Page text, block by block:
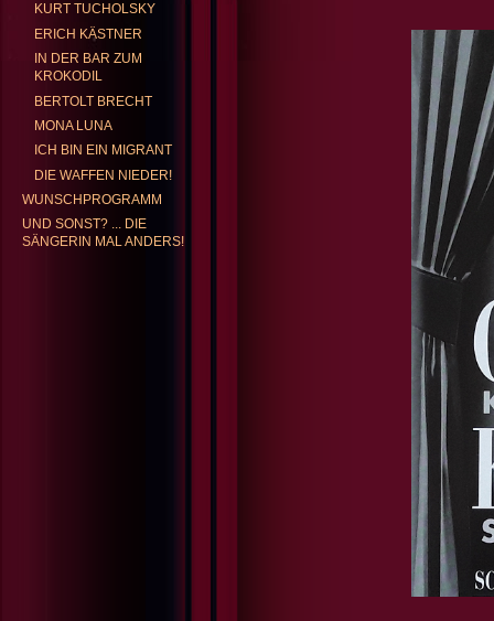
KURT TUCHOLSKY
ERICH KÄSTNER
IN DER BAR ZUM
KROKODIL
BERTOLT BRECHT
MONA LUNA
ICH BIN EIN MIGRANT
DIE WAFFEN NIEDER!
WUNSCHPROGRAMM
UND SONST? ... DIE
SÄNGERIN MAL ANDERS!